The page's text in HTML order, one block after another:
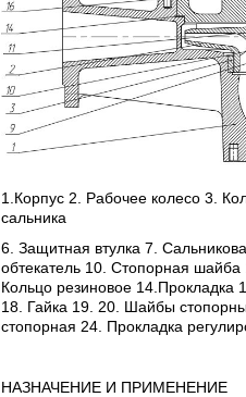
1.Корпус 2. Рабочее колесо 3.
сальника
6. Защитная втулка 7.
обтекатель 10. Стопорная
Кольцо резиновое
18. Гайка 19. 20. Шайбы
стопорная 24. Прокладка
НАЗНАЧЕНИЕ И ПРИМЕНЕНИЕ